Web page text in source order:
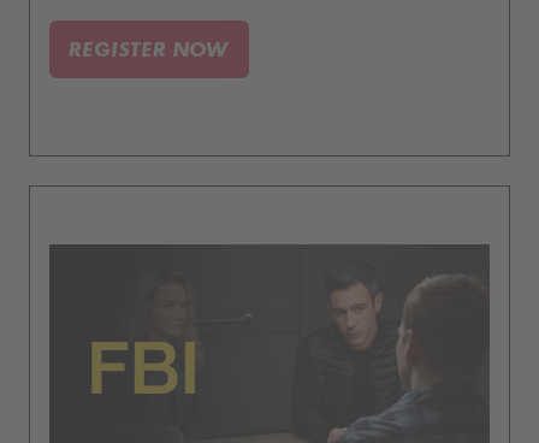
než bude vyhnána z města nebo ještě hůř.
REGISTER NOW